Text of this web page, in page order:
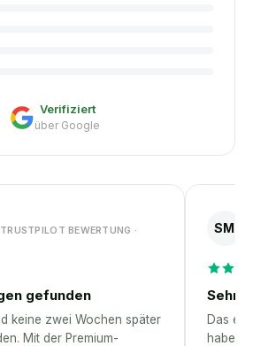
Verifiziert
über Google
BEWERTUNG ·
gefunden
keine zwei Wochen später
Mit der Premium-
SM
Sehr
Das
habe –